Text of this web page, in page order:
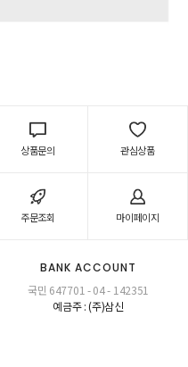
상품문의 관심상품
주문조회 마이페이지
BANK ACCOUNT
국민 647701 - 04 - 142351
예금주 : (주)삼신